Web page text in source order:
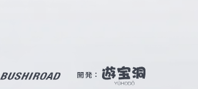
開発：